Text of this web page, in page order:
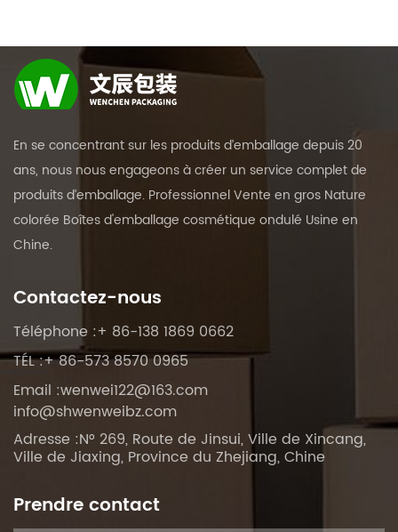
En se concentrant sur les produits d’emballage depuis 20
ans, nous nous engageons à créer un service complet de
produits d’emballage. ProfessionnelVente en gros Nature
colorée Boîtes d'emballage cosmétique ondulé Usine en
Chine.
Contactez-nous
Téléphone :+ 86-138 1869 0662
TÉL :+ 86-573 8570 0965
Email :wenwei122@163.com
info@shwenweibz.com
Adresse :N° 269, Route de Jinsui, Ville de Xincang,
Ville de Jiaxing, Province du Zhejiang, Chine
Prendre contact